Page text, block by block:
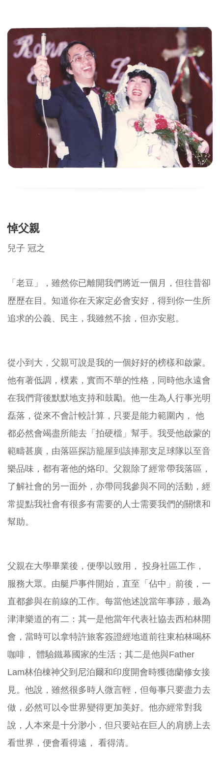
悼父親
兒子 冠之
「老豆」，雖然你已離開我們將近一個月，但往昔卻
歷歷在目。知道你在天家定必會安好，得到你一生所
追求的公義、民主，我雖然不捨，但亦安慰。
從小到大，父親可說是我的一個好好的榜樣和啟蒙。
他有著低調，樸素，實而不華的性格，同時他永遠會
在我們背後默默地支持和鼓勵。他一生為人行事光明
磊落，從來不會計較計算，只要是能力範圍內， 他
都必然會竭盡所能去「拍硬檔」幫手。我受他啟蒙的
範疇甚廣，由落區探訪籠屋到該捧那支足球隊以至音
樂品味，都有著他的烙印。父親除了經常帶我落區，
了解社會的另一面外，亦帶同我參與不同的活動，經
常提點我社會有很多有需要的人士需要我們的關懷和
幫助。
父親在大學畢業後，便學以致用， 投身社區工作，
服務大眾。由艇戶事件開始，直至「佔中」前後，一
直都參與在前線的工作。每當他述說當年事跡，最為
津津樂道的有二：其一是他當年代表社協去西柏林開
會，當時可以拿特許旅客簽證經地道前往東柏林喝杯
咖啡， 體驗鐵幕國家的生活；其二是他與Father
Lam林伯棟神父到尼泊爾和印度開會時獲德蘭修女接
見。他說，雖然很多時人微言輕，但每事只要盡力去
做，必然可以令世界變得更加美好。他亦經常對我
說，人本來是十分渺小，但只要站在巨人的肩膀上去
看世界，便會看得遠， 看得清。